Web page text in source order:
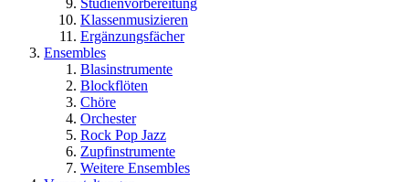
Studienvorbereitung
Klassenmusizieren
Ergänzungsfächer
Ensembles
Blasinstrumente
Blockflöten
Chöre
Orchester
Rock Pop Jazz
Zupfinstrumente
Weitere Ensembles